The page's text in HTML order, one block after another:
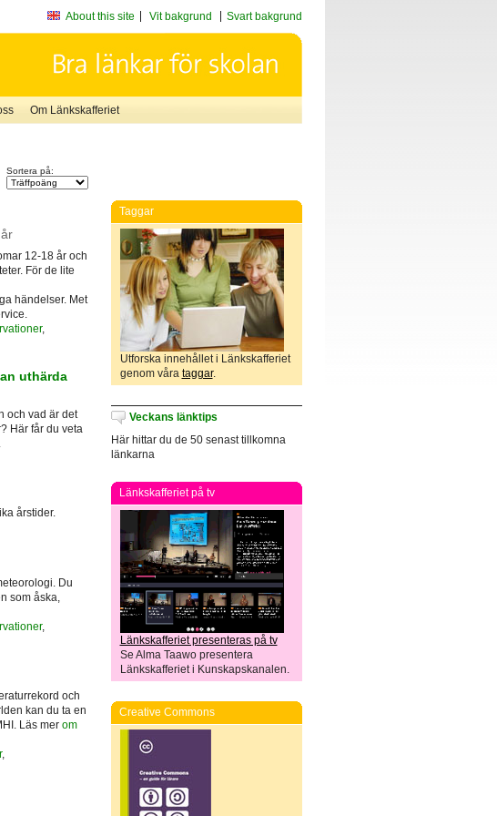
About this site Vit bakgrund Svart bakgrund
Om Länkskafferiet
Sortera på:
12-18 år och
För de lite
händelser. Met
,
uthärda
och vad är det
Här får du veta
årstider.
Du
som åska,
,
och
kan du ta en
Läs mer om
,
Taggar
Utforska innehållet i Länkskafferiet
genom våra taggar.
Veckans länktips
Här hittar du de 50 senast tillkomna
länkarna
Länkskafferiet på tv
Länkskafferiet presenteras på tv
Se Alma Taawo presentera
Länkskafferiet i Kunskapskanalen.
Creative Commons